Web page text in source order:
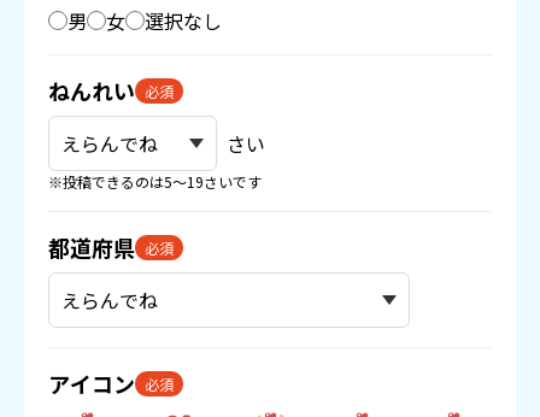
男 女 選択なし
ねんれい 必須
さい
※投稿できるのは5〜19さいです
都道府県 必須
アイコン 必須